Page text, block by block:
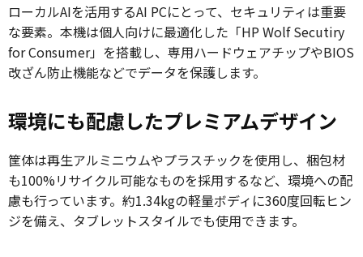
ローカルAIを活用するAI PCにとって、セキュリティは重要
な要素。本機は個人向けに最適化した「HP Wolf Secutiry
for Consumer」を搭載し、専用ハードウェアチップやBIOS
改ざん防止機能などでデータを保護します。
環境にも配慮したプレミアムデザイン
筐体は再生アルミニウムやプラスチックを使用し、梱包材
も100%リサイクル可能なものを採用するなど、環境への配
慮も行っています。約1.34kgの軽量ボディに360度回転ヒン
ジを備え、タブレットスタイルでも使用できます。